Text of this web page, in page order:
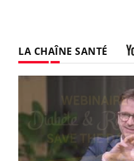
LA CHAÎNE SANTÉ